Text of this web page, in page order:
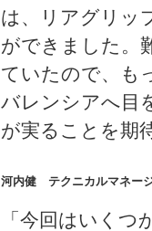
は、リアグリッ
ができました。
ていたので、も
バレンシアへ目
が実ることを期
河内健 テクニカルマネー
「今回はいく